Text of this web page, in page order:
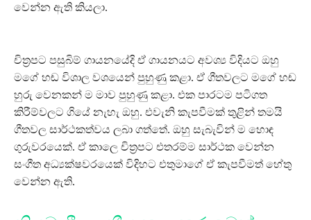
වෙන්න ඇති කියලා.
චිත්‍රපට පසුබිම් ගායනයේදි ඒ ගායනයට අවශ්‍ය විදියට ඔහු
මගේ හඬ විශාල වශයෙන් පුහුණු කළා. ඒ ගීතවලට මගේ හඬ
හුරු වෙනකන් ම මාව පුහුණු කළා. එක පාරටම පටිගත
කිරීම්වලට ගියේ නැහැ ඔහු. එවැනි කැපවීමක් තුළින් තමයි
ගීතවල සාර්ථකත්වය ලබා ගත්තේ. ඔහු සැබැවින් ම හොඳ
ගුරුවරයෙක්. ඒ කාලෙ චිත්‍රපට එතරම්ම සාර්ථක වෙන්න
සංගීත අධ්‍යක්ෂවරයෙක් විදිහට එතුමාගේ ඒ කැපවීමත් හේතු
වෙන්න ඇති.